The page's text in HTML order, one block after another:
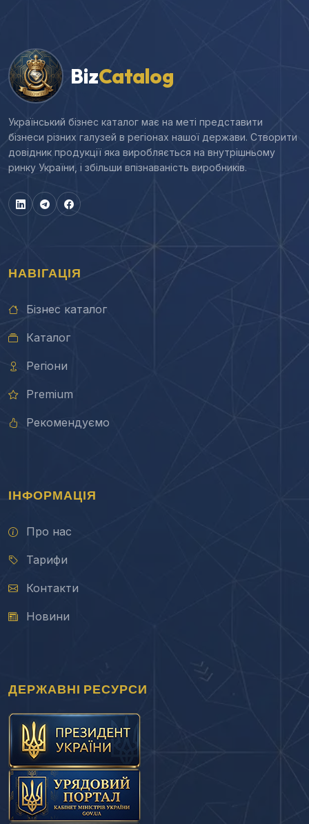
BizCatalog
Український бізнес каталог має на меті представити
бізнеси різних галузей в регіонах нашої держави. Створити
довідник продукції яка виробляється на внутрішньому
ринку України, і збільши впізнаваність виробників.
НАВІГАЦІЯ
Бізнес каталог
Каталог
Регіони
Premium
Рекомендуємо
ІНФОРМАЦІЯ
Про нас
Тарифи
Контакти
Новини
ДЕРЖАВНІ РЕСУРСИ